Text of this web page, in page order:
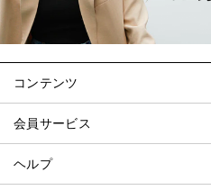
コンテンツ
会員サービス
ヘルプ